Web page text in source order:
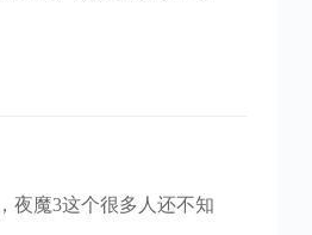
夜魔3这个很多人还不知